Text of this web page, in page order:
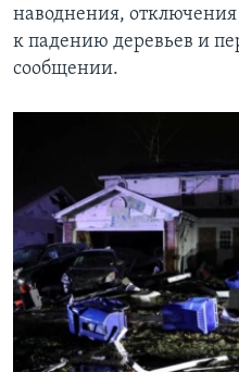
наводнения, отключения
к падению деревьев и
сообщении.